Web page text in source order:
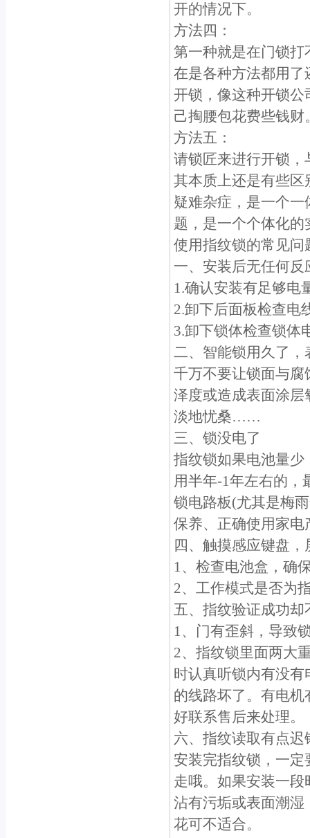
开的情况下。
方法四：
第一种就是在门锁
在是各种方法都用
开锁，像这种开锁
己掏腰包花费些钱财
方法五：
请锁匠来进行开锁
其本质上还是有些
疑难杂症，是一个
题，是一个个体化的
使用指纹锁的常见问
一、安装后无任何反
1.确认安装有足够电
2.卸下后面板检查电
3.卸下锁体检查锁体
二、智能锁用久了，
千万不要让锁面与
泽度或造成表面涂
淡地忧桑……
三、锁没电了
指纹锁如果电池量
用半年-1年左右的，
锁电路板(尤其是梅
保养、正确使用家
四、触摸感应键盘，
1、检查电池盒，确
2、工作模式是否为
五、指纹验证成功却
1、门有歪斜，导致
2、指纹锁里面两大
时认真听锁内有没
的线路坏了。有电
好联系售后来处理。
六、指纹读取有点迟
安装完指纹锁，一
走哦。如果安装一
沾有污垢或表面潮
花可不适合。